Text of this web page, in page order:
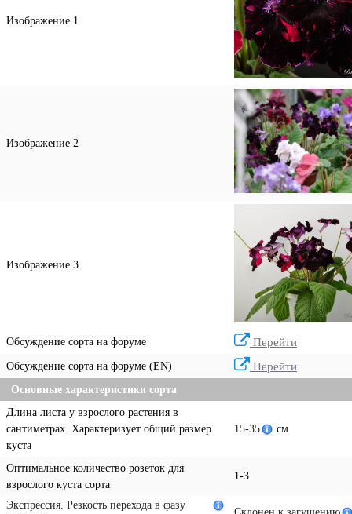
Изображение 1
Изображение 2
Изображение 3
Обсуждение сорта на форуме Перейти
Обсуждение сорта на форуме (EN) Перейти
Основные характеристики сорта
Длина листа у взрослого растения в
сантиметрах. Характеризует общий размер
куста
15-35 см
Оптимальное количество розеток для
взрослого куста сорта
1-3
Экспрессия. Резкость перехода в фазу